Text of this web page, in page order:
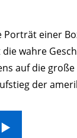
Porträt einer
die wahre
auf die
der